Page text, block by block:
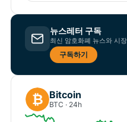
뉴스레터 구독
최신 암호화폐 뉴스와 시
구독하기
₿ Bitcoin
BTC · 24h